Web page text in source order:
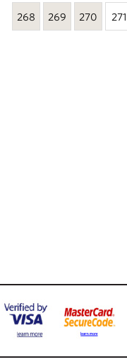
268 269 270 271